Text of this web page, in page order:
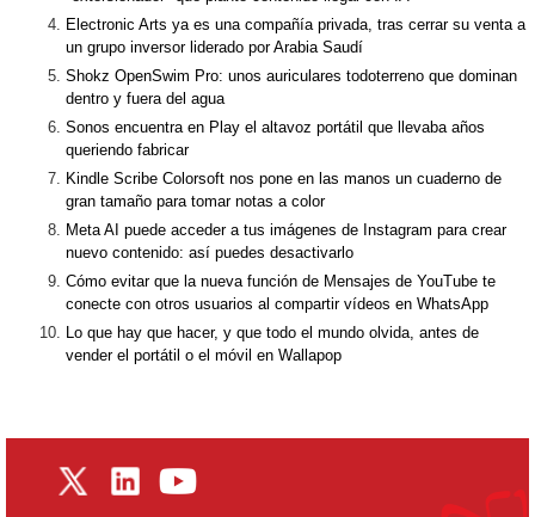
Electronic Arts ya es una compañía privada, tras cerrar su venta a
un grupo inversor liderado por Arabia Saudí
Shokz OpenSwim Pro: unos auriculares todoterreno que dominan
dentro y fuera del agua
Sonos encuentra en Play el altavoz portátil que llevaba años
queriendo fabricar
Kindle Scribe Colorsoft nos pone en las manos un cuaderno de
gran tamaño para tomar notas a color
Meta AI puede acceder a tus imágenes de Instagram para crear
nuevo contenido: así puedes desactivarlo
Cómo evitar que la nueva función de Mensajes de YouTube te
conecte con otros usuarios al compartir vídeos en WhatsApp
Lo que hay que hacer, y que todo el mundo olvida, antes de
vender el portátil o el móvil en Wallapop